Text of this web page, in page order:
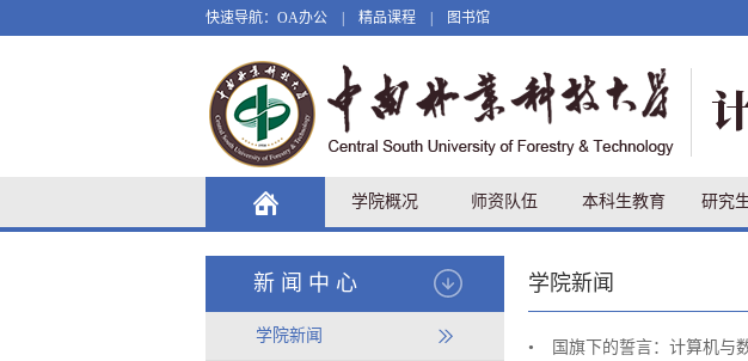
快速导航： OA办公 精品课程 图书馆
学院概况 师资队伍 本科生教育 研究
新闻中心
学院新闻
学院新闻
• 国旗下的誓言：计算机与